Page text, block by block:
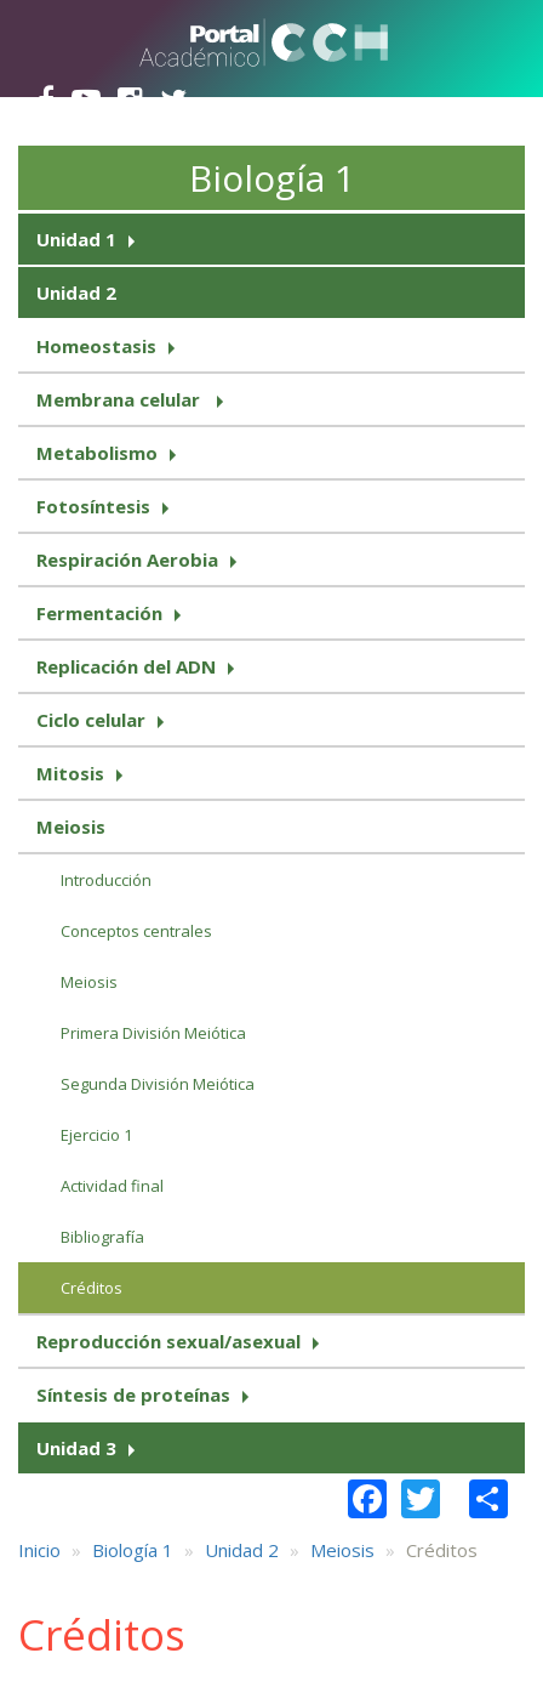
Biología 1
Unidad 1
Unidad 2
Homeostasis
Membrana celular
Metabolismo
Fotosíntesis
Respiración Aerobia
Fermentación
Replicación del ADN
Ciclo celular
Mitosis
Meiosis
Introducción
Conceptos centrales
Meiosis
Primera División Meiótica
Segunda División Meiótica
Ejercicio 1
Actividad final
Bibliografía
Créditos
Reproducción sexual/asexual
Síntesis de proteínas
Unidad 3
Inicio Biología 1 Unidad 2 Meiosis Créditos
Créditos